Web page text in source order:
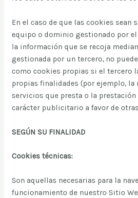
En el caso de que las cookies sean
equipo o dominio gestionado por
la información que se recoja
gestionada por un tercero, no
como cookies propias si el tercero
propias finalidades (por ejemplo, la
servicios que presta o la prestación
carácter publicitario a favor de
SEGÚN SU FINALIDAD
Cookies técnicas:
Son aquellas necesarias para la
funcionamiento de nuestro Sitio